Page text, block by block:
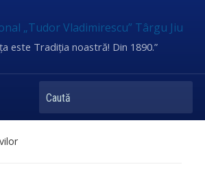
este Tradiția noastră! Din 1890.”
Caută